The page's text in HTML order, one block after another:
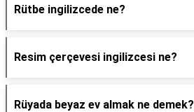
Rütbe ingilizcede ne?
Resim çerçevesi ingilizcesi ne?
Rüyada beyaz ev almak ne demek?